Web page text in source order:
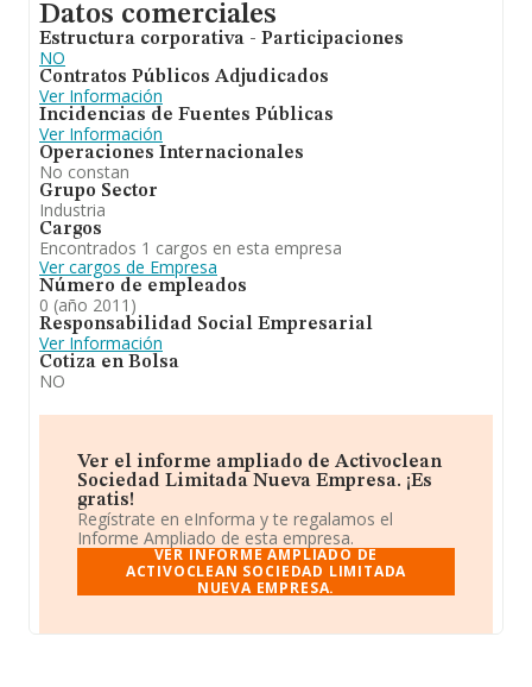
Datos comerciales
Estructura corporativa - Participaciones
NO
Contratos Públicos Adjudicados
Ver Información
Incidencias de Fuentes Públicas
Ver Información
Operaciones Internacionales
No constan
Grupo Sector
Industria
Cargos
Encontrados 1 cargos en esta empresa
Ver cargos de Empresa
Número de empleados
0 (año 2011)
Responsabilidad Social Empresarial
Ver Información
Cotiza en Bolsa
NO
Ver el informe ampliado de Activoclean
Sociedad Limitada Nueva Empresa. ¡Es
gratis!
Regístrate en eInforma y te regalamos el
Informe Ampliado de esta empresa.
VER INFORME AMPLIADO DE
ACTIVOCLEAN SOCIEDAD LIMITADA
NUEVA EMPRESA.